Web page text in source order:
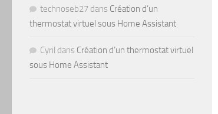
technoseb27 dans Création d’un
thermostat virtuel sous Home Assistant
Cyril dans Création d’un thermostat virtuel
sous Home Assistant